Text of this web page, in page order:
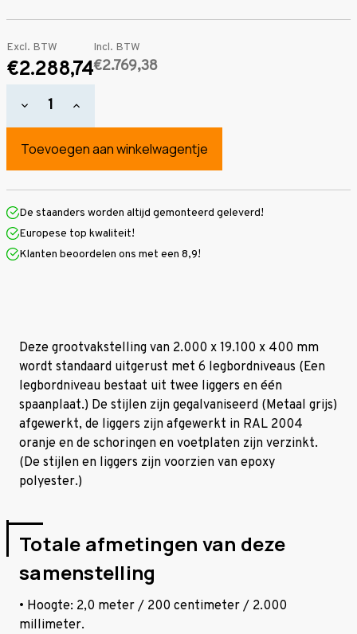
Excl. BTW
€2.288,74
Incl. BTW
€2.769,38
Hoeveelheid
verlagen
Grootvakstelling
mm
x
mm
x
400
mm
Hoeveelheid
verhogen
Grootvakstelling
mm
x
mm
400
mm
De staanders worden altijd gemonteerd geleverd!
Europese top kwaliteit!
Klanten beoordelen ons met een 8,9!
Deze grootvakstelling van 2.000 x 19.100 x 400 mm
wordt standaard uitgerust met 6 legbordniveaus (Een
legbordniveau bestaat uit twee liggers en één
spaanplaat.) De stijlen zijn gegalvaniseerd (Metaal grijs)
afgewerkt, de liggers zijn afgewerkt in RAL 2004
oranje en de schoringen en voetplaten zijn verzinkt.
(De stijlen en liggers zijn voorzien van epoxy
polyester.)
Totale afmetingen van deze
samenstelling
• Hoogte: 2,0 meter / 200 centimeter / 2.000
millimeter.